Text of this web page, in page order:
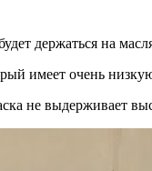
держаться на
имеет очень
не выдерживает